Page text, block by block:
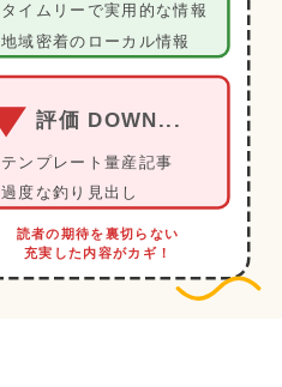
タイムリーで実用的な情報
地域密着のローカル情報
評価 DOWN...
テンプレート量産記事
過度な釣り見出し
読者の期待を裏切らない
充実した内容がカギ！